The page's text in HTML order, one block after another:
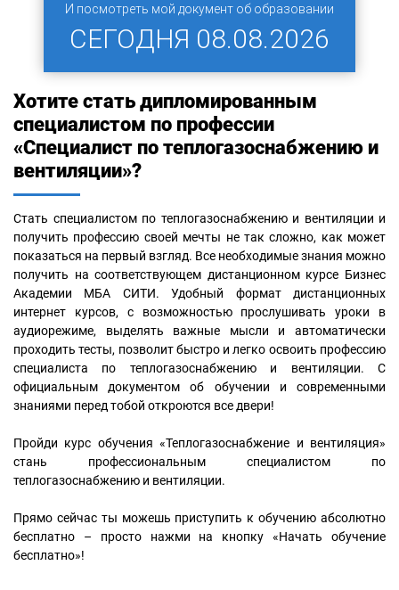
И посмотреть мой документ об образовании
СЕГОДНЯ 08.08.2026
Хотите стать дипломированным
специалистом по профессии
«Специалист по теплогазоснабжению и
вентиляции»?
Стать специалистом по теплогазоснабжению и вентиляции и
получить профессию своей мечты не так сложно, как может
показаться на первый взгляд. Все необходимые знания можно
получить на соответствующем дистанционном курсе Бизнес
Академии МБА СИТИ. Удобный формат дистанционных
интернет курсов, с возможностью прослушивать уроки в
аудиорежиме, выделять важные мысли и автоматически
проходить тесты, позволит быстро и легко освоить профессию
специалиста по теплогазоснабжению и вентиляции. С
официальным документом об обучении и современными
знаниями перед тобой откроются все двери!
Пройди курс обучения «Теплогазоснабжение и вентиляция»
стань профессиональным специалистом по
теплогазоснабжению и вентиляции.
Прямо сейчас ты можешь приступить к обучению абсолютно
бесплатно – просто нажми на кнопку «Начать обучение
бесплатно»!